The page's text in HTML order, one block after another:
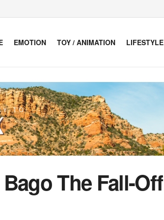
EMOTION TOY / ANIMATION LIFESTYLE
The Fall-Off